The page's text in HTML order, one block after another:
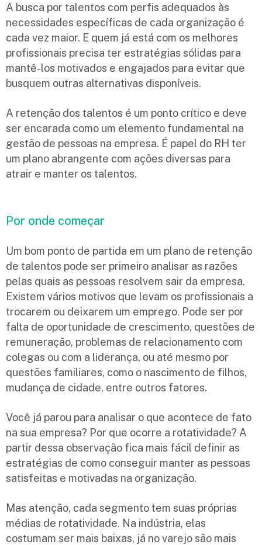
A busca por talentos com perfis adequados às
necessidades específicas de cada organização é
cada vez maior. E quem já está com os melhores
profissionais precisa ter estratégias sólidas para
mantê-los motivados e engajados para evitar que
busquem outras alternativas disponíveis.
A retenção dos talentos é um ponto crítico e deve
ser encarada como um elemento fundamental na
gestão de pessoas na empresa. É papel do RH ter
um plano abrangente com ações diversas para
atrair e manter os talentos.
Por onde começar
Um bom ponto de partida em um plano de retenção
de talentos pode ser primeiro analisar as razões
pelas quais as pessoas resolvem sair da empresa.
Existem vários motivos que levam os profissionais a
trocarem ou deixarem um emprego. Pode ser por
falta de oportunidade de crescimento, questões de
remuneração, problemas de relacionamento com
colegas ou com a liderança, ou até mesmo por
questões familiares, como o nascimento de filhos,
mudança de cidade, entre outros fatores.
Você já parou para analisar o que acontece de fato
na sua empresa? Por que ocorre a rotatividade? A
partir dessa observação fica mais fácil definir as
estratégias de como conseguir manter as pessoas
satisfeitas e motivadas na organização.
Mas atenção, cada segmento tem suas próprias
médias de rotatividade. Na indústria, elas
costumam ser mais baixas, já no varejo são mais